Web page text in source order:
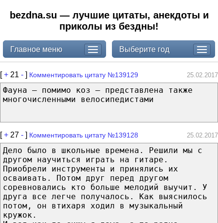
bezdna.su — лучшие цитаты, анекдоты и
приколы из бездны!
Главное меню Выберите год
[+ 21 - ] Комментировать цитату №139129 25.02.2017
Фауна – помимо коз – представлена также
многочисленными велосипедистами
[+ 27 - ] Комментировать цитату №139128 25.02.2017
Дело было в школьные времена. Решили мы с
другом научиться играть на гитаре.
Приобрели инструменты и принялись их
осваивать. Потом друг перед другом
соревновались кто больше мелодий выучит. У
друга все легче получалось. Как выяснилось
потом, он втихаря ходил в музыкальный
кружок.